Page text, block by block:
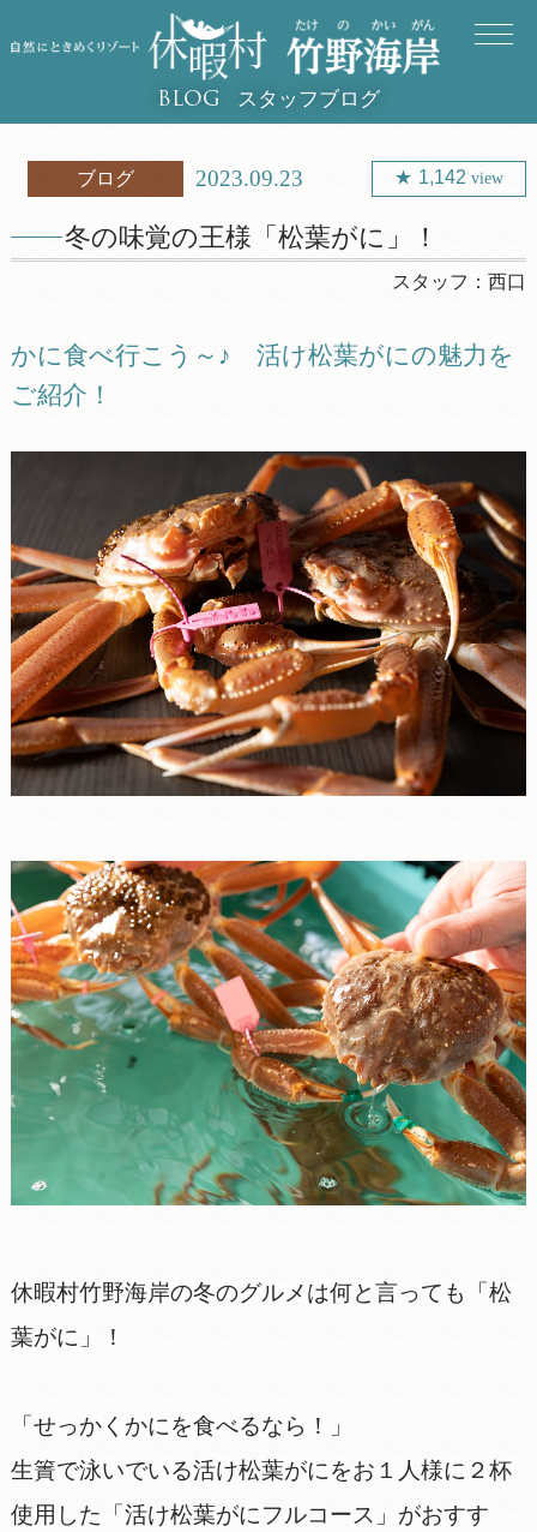
BLOG スタッフブログ
ブログ 2023.09.23 1,142view
冬の味覚の王様「松葉がに」！
スタッフ：西口
かに食べ行こう～♪ 活け松葉がにの魅力を
ご紹介！
休暇村竹野海岸の冬のグルメは何と言っても「松
葉がに」！
「せっかくかにを食べるなら！」
生簀で泳いでいる活け松葉がにをお１人様に２杯
使用した「活け松葉がにフルコース」がおすす